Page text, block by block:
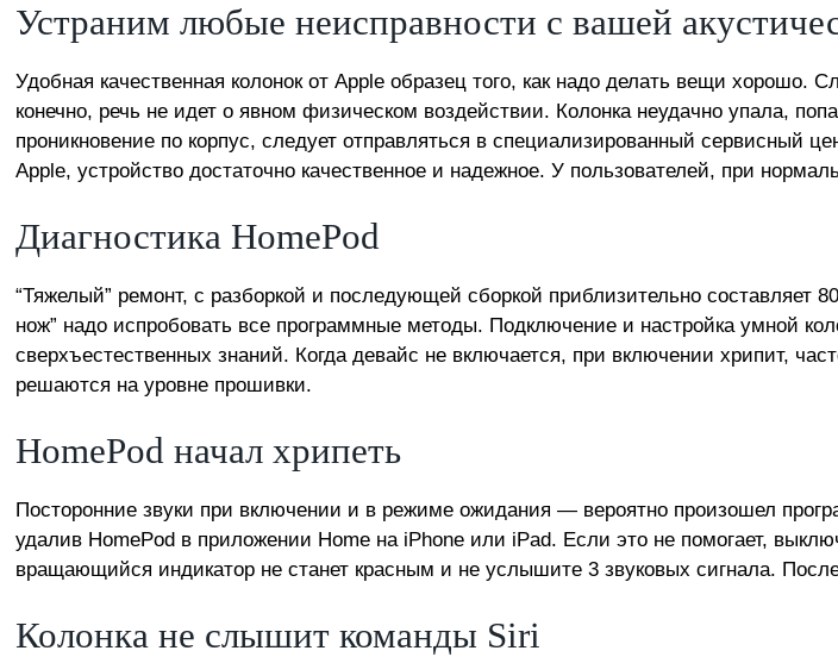
Устраним любые неисправности с вашей
Удобная качественная колонок от Apple образец того, как надо делать вещи
конечно, речь не идет о явном физическом воздействии. Колонка неудачно упала,
проникновение по корпус, следует отправляться в специализированный сервисный
Apple, устройство достаточно качественное и надежное. У пользователей, при
Диагностика HomePod
“Тяжелый” ремонт, с разборкой и последующей сборкой приблизительно составляет
нож” надо испробовать все программные методы. Подключение и настройка умной
сверхъестественных знаний. Когда девайс не включается, при включении хрипит,
решаются на уровне прошивки.
HomePod начал хрипеть
Посторонние звуки при включении и в режиме ожидания — вероятно произошел
удалив HomePod в приложении Home на iPhone или iPad. Если это не помогает,
вращающийся индикатор не станет красным и не услышите 3 звуковых сигнала. После
Колонка не слышит команды Siri